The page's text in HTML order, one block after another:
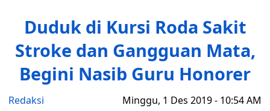
Duduk di Kursi Roda Sakit
Stroke dan Gangguan Mata,
Begini Nasib Guru Honorer
Redaksi Minggu, 1 Des 2019 - 10:54 AM